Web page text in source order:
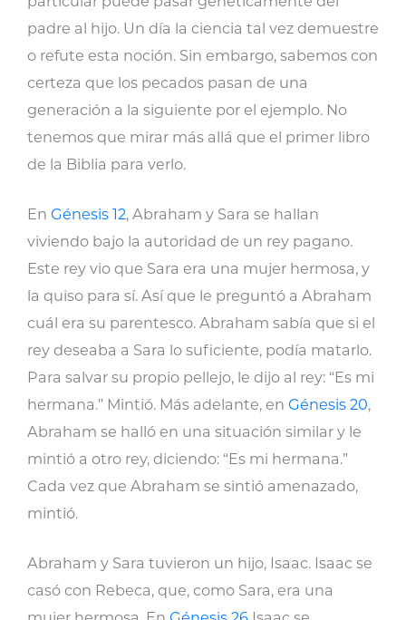
padre al hijo. Un día la ciencia tal vez demuestre
o refute esta noción. Sin embargo, sabemos con
certeza que los pecados pasan de una
generación a la siguiente por el ejemplo. No
tenemos que mirar más allá que el primer libro
de la Biblia para verlo.
En Génesis 12, Abraham y Sara se hallan
viviendo bajo la autoridad de un rey pagano.
Este rey vio que Sara era una mujer hermosa, y
la quiso para sí. Así que le preguntó a Abraham
cuál era su parentesco. Abraham sabía que si el
rey deseaba a Sara lo suficiente, podía matarlo.
Para salvar su propio pellejo, le dijo al rey: “Es mi
hermana.” Mintió. Más adelante, en Génesis 20,
Abraham se halló en una situación similar y le
mintió a otro rey, diciendo: “Es mi hermana.”
Cada vez que Abraham se sintió amenazado,
mintió.
Abraham y Sara tuvieron un hijo, Isaac. Isaac se
casó con Rebeca, que, como Sara, era una